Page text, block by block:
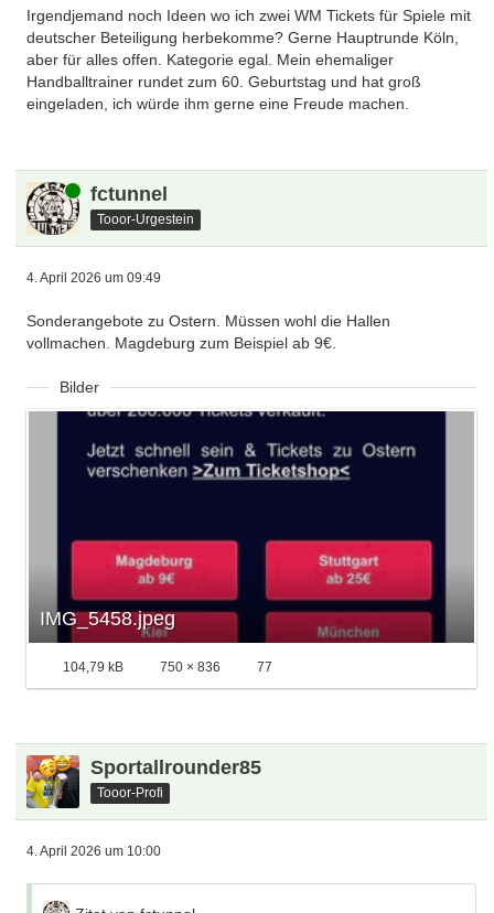
Fest steht bereits jetzt: Alle Vorrundenstandorte
versprechen hochklassigen Handball und echte
WM‑Atmosphäre.
In Stuttgart werden die jeweiligen Playoff‑Sieger dieser
Paarungen in der Vorrunde der WM 2027 antreten.
Kiel (Wunderino Arena)
Mit Schweden und dem amtierenden Weltmeister
Dänemark kommen zwei absolute Top‑Nationen des
internationalen Handballs nach Kiel.
Magdeburg (GETEC‑Arena)
Gruppe H: Island
in der Vorrunde um den Einzug in die nächste
Turnierphase kämpfen.
Die vollständige Zusammensetzung der
Vorrundengruppen wird nach Abschluss der
Fest steht bereits jetzt: Alle Vorrundenstandorte
versprechen hochklassigen Handball und echte
WM‑Atmosphäre.
Irgendjemand noch Ideen wo ich zwei WM Tickets für Spiele mit
deutscher Beteiligung herbekomme? Gerne Hauptrunde Köln,
aber für alles offen. Kategorie egal. Mein ehemaliger
Handballtrainer rundet zum 60. Geburtstag und hat groß
eingeladen, ich würde ihm gerne eine Freude machen.
Online fctunnel
Tooor-Urgestein
4. April 2026 um 09:49
Sonderangebote zu Ostern. Müssen wohl die Hallen
vollmachen. Magdeburg zum Beispiel ab 9€.
Bilder
IMG_5458.jpeg
104,79 kB 750 × 836 77
Sportallrounder85
Tooor-Profi
4. April 2026 um 10:00